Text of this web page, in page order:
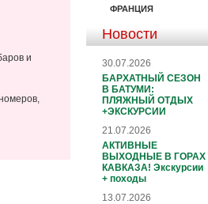
и
ФРАНЦИЯ
Новости
30.07.2026
БАРХАТНЫЙ СЕЗОН
В БАТУМИ:
ПЛЯЖНЫЙ ОТДЫХ
+ЭКСКУРСИИ
21.07.2026
АКТИВНЫЕ
ВЫХОДНЫЕ В ГОРАХ
КАВКАЗА! Экскурсии
+ походы
13.07.2026